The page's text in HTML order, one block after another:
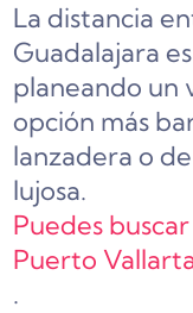
La distancia
Guadalajara
planeando un
opción más
lanzadera o
lujosa.
Puedes
Puerto
.